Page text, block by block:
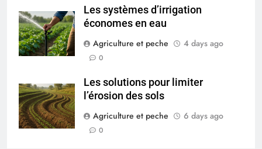
Les systèmes d’irrigation
économes en eau
Agriculture et peche
4 days ago
0
Les solutions pour limiter
l’érosion des sols
Agriculture et peche
6 days ago
0